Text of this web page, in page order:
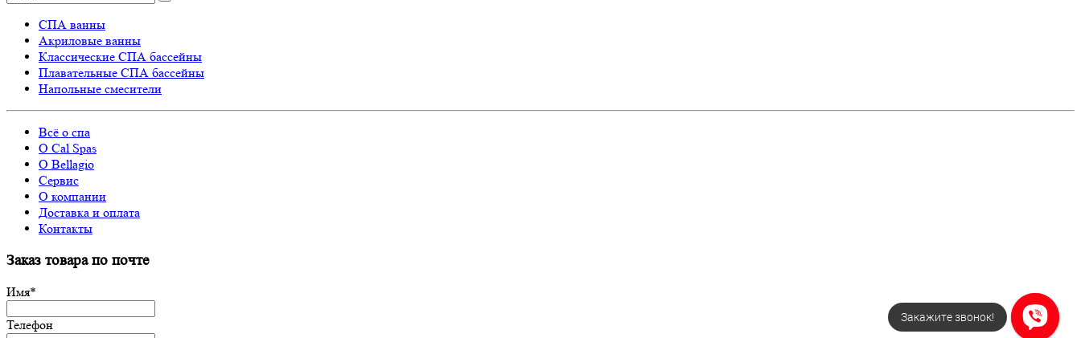
СПА ванны
Акриловые ванны
Классические СПА бассейны
Плавательные СПА бассейны
Напольные смесители
Всё о спа
О Cal Spas
О Bellagio
Сервис
О компании
Доставка и оплата
Контакты
Заказ товара по почте
Имя*
Телефон
Закажите звонок!